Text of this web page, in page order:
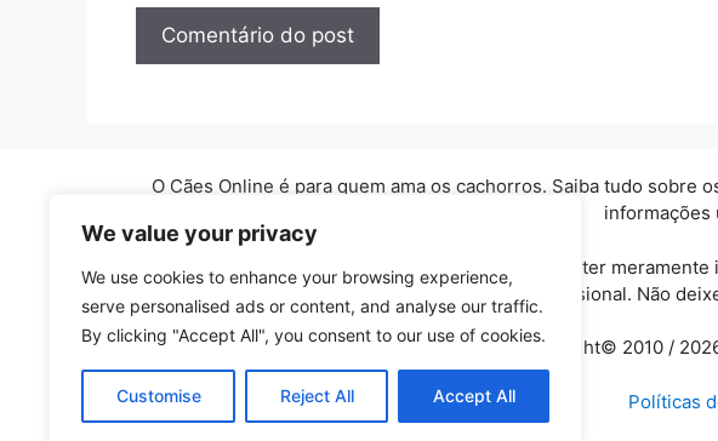
We value your privacy
We use cookies to enhance your browsing experience,
serve personalised ads or content, and analyse our traffic.
By clicking "Accept All", you consent to our use of cookies.
Customise Reject All Accept All
O Cães Online é para quem ama os cachorros. Saiba tudo
informações
As Informações contidas neste site possuem caráter
profissional. Não
Copyright© 2010 /
Políticas